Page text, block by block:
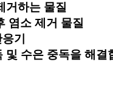
거하는 물질
염소 제거 물질
기
수은 중독을 해결